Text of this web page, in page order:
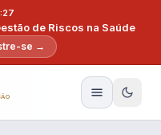
de Riscos na Saúde
se →